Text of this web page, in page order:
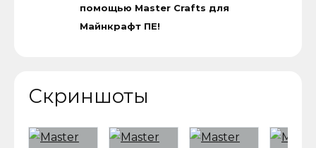
помощью Master Crafts для
Майнкрафт ПЕ!
Скриншоты